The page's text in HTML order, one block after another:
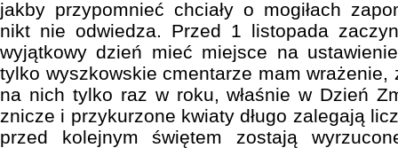
jakby przypomnieć chciały o mogiłach
nikt nie odwiedza. Przed 1 listopada
wyjątkowy dzień mieć miejsce na
tylko wyszkowskie cmentarze mam
na nich tylko raz w roku, właśnie w Dzień
znicze i przykurzone kwiaty długo zalegają
przed kolejnym świętem zostają